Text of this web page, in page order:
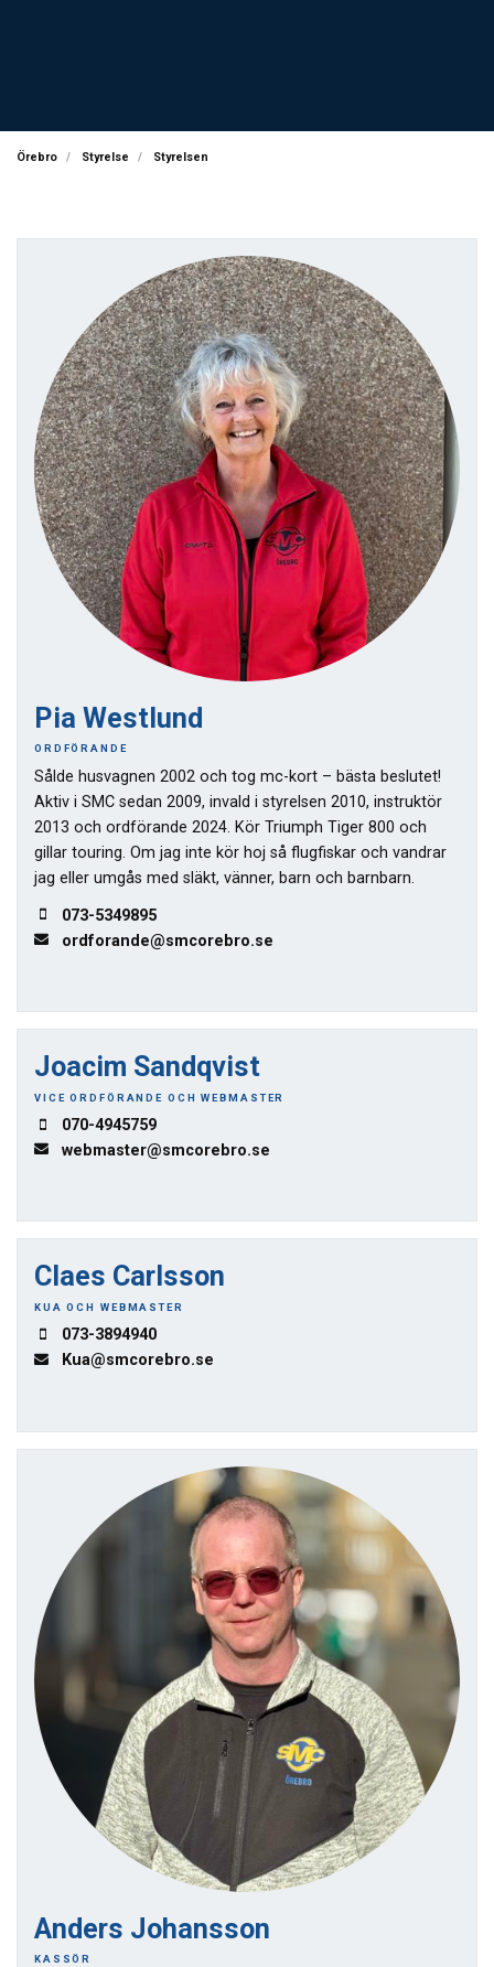
Örebro Styrelse Styrelsen
Pia Westlund
ORDFÖRANDE
Sålde husvagnen 2002 och tog mc-kort – bästa beslutet!
Aktiv i SMC sedan 2009, invald i styrelsen 2010, instruktör
2013 och ordförande 2024. Kör Triumph Tiger 800 och
gillar touring. Om jag inte kör hoj så flugfiskar och vandrar
jag eller umgås med släkt, vänner, barn och barnbarn.
073-5349895
ordforande@smcorebro.se
Joacim Sandqvist
VICE ORDFÖRANDE OCH WEBMASTER
070-4945759
webmaster@smcorebro.se
Claes Carlsson
KUA OCH WEBMASTER
073-3894940
Kua@smcorebro.se
Anders Johansson
KASSÖR